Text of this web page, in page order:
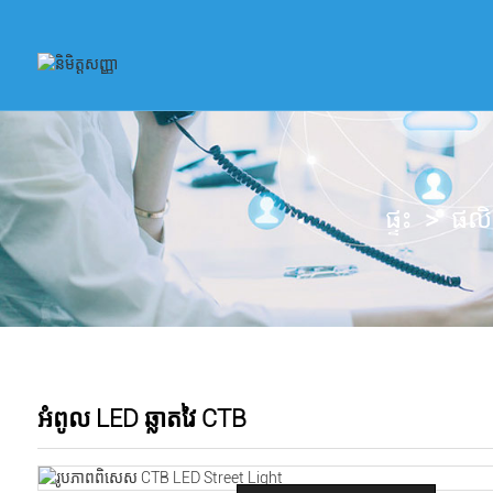
ផ្ទះ ផ
អំពូល LED ឆ្លាតវៃ CTB